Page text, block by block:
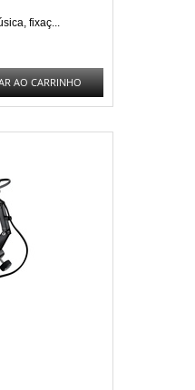
fixaç...
AO CARRINHO